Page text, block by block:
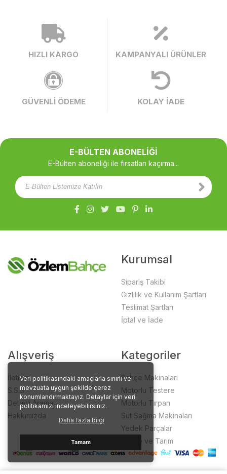
Veri politikasındaki amaçlarla sınırlı ve
mevzuata uygun şekilde çerez
konumlandırmaktayız. Detaylar için veri
politikamızı inceleyebilirsiniz.
Daha fazla bilgi
Tamam
HIZLI KARGO KAMPANYALI ÜRÜNLER
GÜVENLİ ÖDEME KOLAY İADE
E-BÜLTEN ABONELİĞİ
E-Bülten aboneliği ile fırsatları kaçırma...
Kurumsal
Sipariş Takibi
Gizlilik ve Kullanım Şartları
Teslimat Şartları
İptal ve İade
Alışveriş
İletişim
S.S.S.
Detaylı Arama
Hakkımızda
Kategoriler
Bahçe Makinaları
Motorlu Testere
Motorlu Tırpan
Süt Sağma Makinaları
Yedek Parçalar
Bahçe ve Tarım